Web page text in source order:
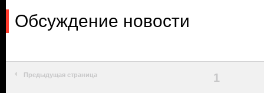
Обсуждение новости
Предыдущая страница 1